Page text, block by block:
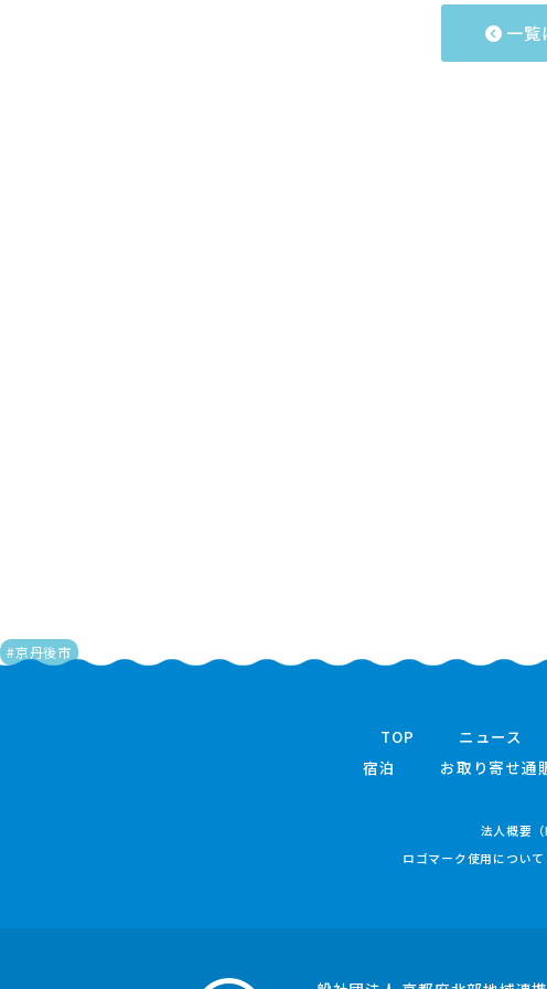
#京丹後市
一覧
TOP ニュース
宿泊
お取り寄せ通
法人概要（
ロゴマーク使用について